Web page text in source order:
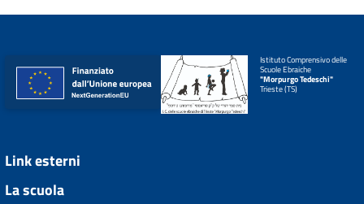
Istituto Comprensivo delle
Scuole Ebraiche
"Morpurgo Tedeschi"
Trieste (TS)
Link esterni
La scuola